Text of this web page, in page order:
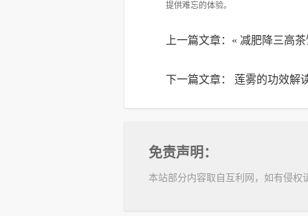
提供难忘的体验。
上一篇文章：« 减肥降三高
下一篇文章：莲雾的功效解
免责声明：
本站部分内容取自互利网，如有侵权